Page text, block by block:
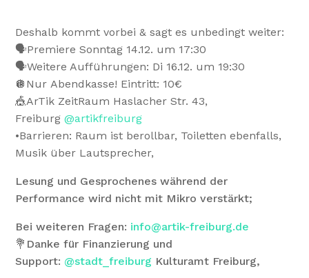
Deshalb kommt vorbei & sagt es unbedingt weiter:
🗣️Premiere Sonntag 14.12. um 17:30
🗣️Weitere Aufführungen: Di 16.12. um 19:30
🪩Nur Abendkasse! Eintritt: 10€
🎪ArTik ZeitRaum Haslacher Str. 43,
Freiburg@artikfreiburg
•Barrieren: Raum ist berollbar, Toiletten ebenfalls,
Musik über Lautsprecher,
Lesung und Gesprochenes während der
Performance wird nicht mit Mikro verstärkt;
Bei weiteren Fragen: info@artik-freiburg.de
💐Danke für Finanzierung und
Support: @stadt_freiburg Kulturamt Freiburg,